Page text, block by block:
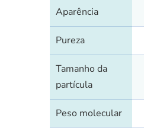
Aparência
Pureza
Tamanho da
partícula
Peso molecular